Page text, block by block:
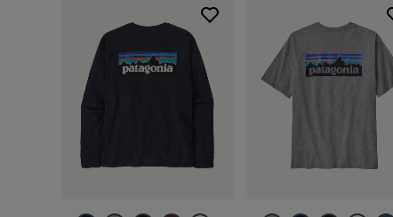
Caratteristiche